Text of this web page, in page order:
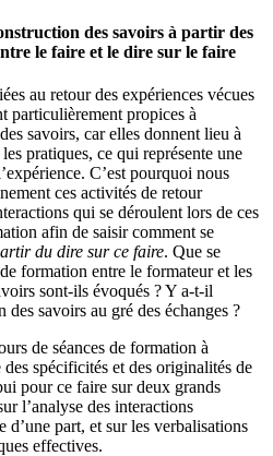
des savoirs à partir des
le faire et le dire sur le faire
au retour des expériences vécues
particulièrement propices à
savoirs, car elles donnent lieu à
pratiques, ce qui représente une
C’est pourquoi nous
ces activités de retour
qui se déroulent lors de ces
afin de saisir comment se
du dire sur ce faire. Que se
formation entre le formateur et les
sont-ils évoqués ? Y a-t-il
savoirs au gré des échanges ?
de séances de formation à
spécificités et des originalités de
pour ce faire sur deux grands
l’analyse des interactions
d’une part, et sur les verbalisations
effectives.